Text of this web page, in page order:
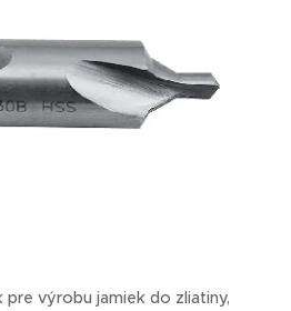
výrobu jamiek do zliatiny,